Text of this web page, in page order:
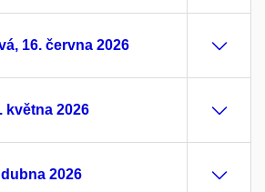
16. června 2026
května 2026
2026